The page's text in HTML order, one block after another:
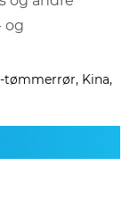
og
tømmerrør, Kina,